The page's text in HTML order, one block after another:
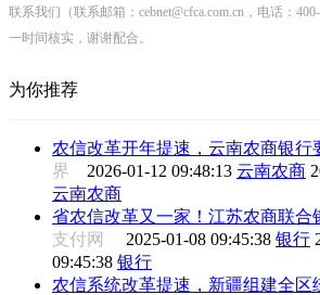
联系我们（联系邮箱：cebnet@cfca.com.cn，电话：
一时间核实，谢谢配合。
为你推荐
农信改革开年提速，云南农商银行
界 2026-01-12 09:48:13 云南农商
云南农商
省农信改革又一家！江苏农商联合
支付网 2025-01-08 09:45:38 银行
09:45:38 银行
农信系统改革提速，新疆组建全区